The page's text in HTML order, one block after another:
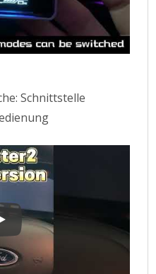
Schnittstelle
Fahrzeugsuche: